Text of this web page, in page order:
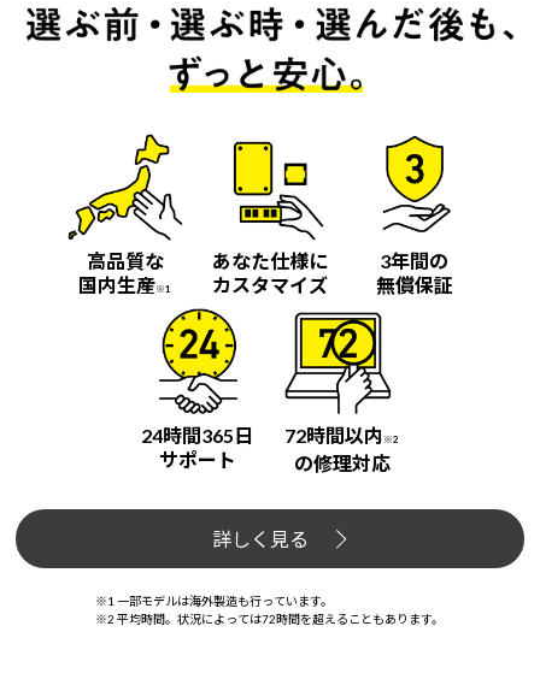
高品質な
国内生産※1
あなた仕様に
カスタマイズ
3年間の
無償保証
24時間365日
サポート
72時間以内 ※2
の修理対応
詳しく見る
※1 一部モデルは海外製造も行っています。
※2 平均時間。状況によっては72時間を超えることもあります。